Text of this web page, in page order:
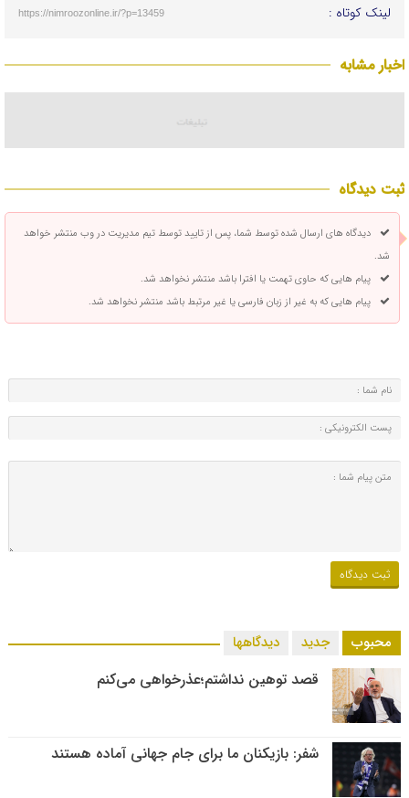
لینک کوتاه : https://nimroozonline.ir/?p=13459
اخبار مشابه
ثبت دیدگاه
دیدگاه های ارسال شده توسط شما، پس از تایید توسط تیم مدیریت در وب منتشر خواهد
شد.
پیام هایی که حاوی تهمت یا افترا باشد منتشر نخواهد شد.
پیام هایی که به غیر از زبان فارسی یا غیر مرتبط باشد منتشر نخواهد شد.
محبوب جدید دیدگاهها
قصد توهین نداشتم؛عذرخواهی می‌کنم
شفر: بازیکنان ما برای جام جهانی آماده هستند